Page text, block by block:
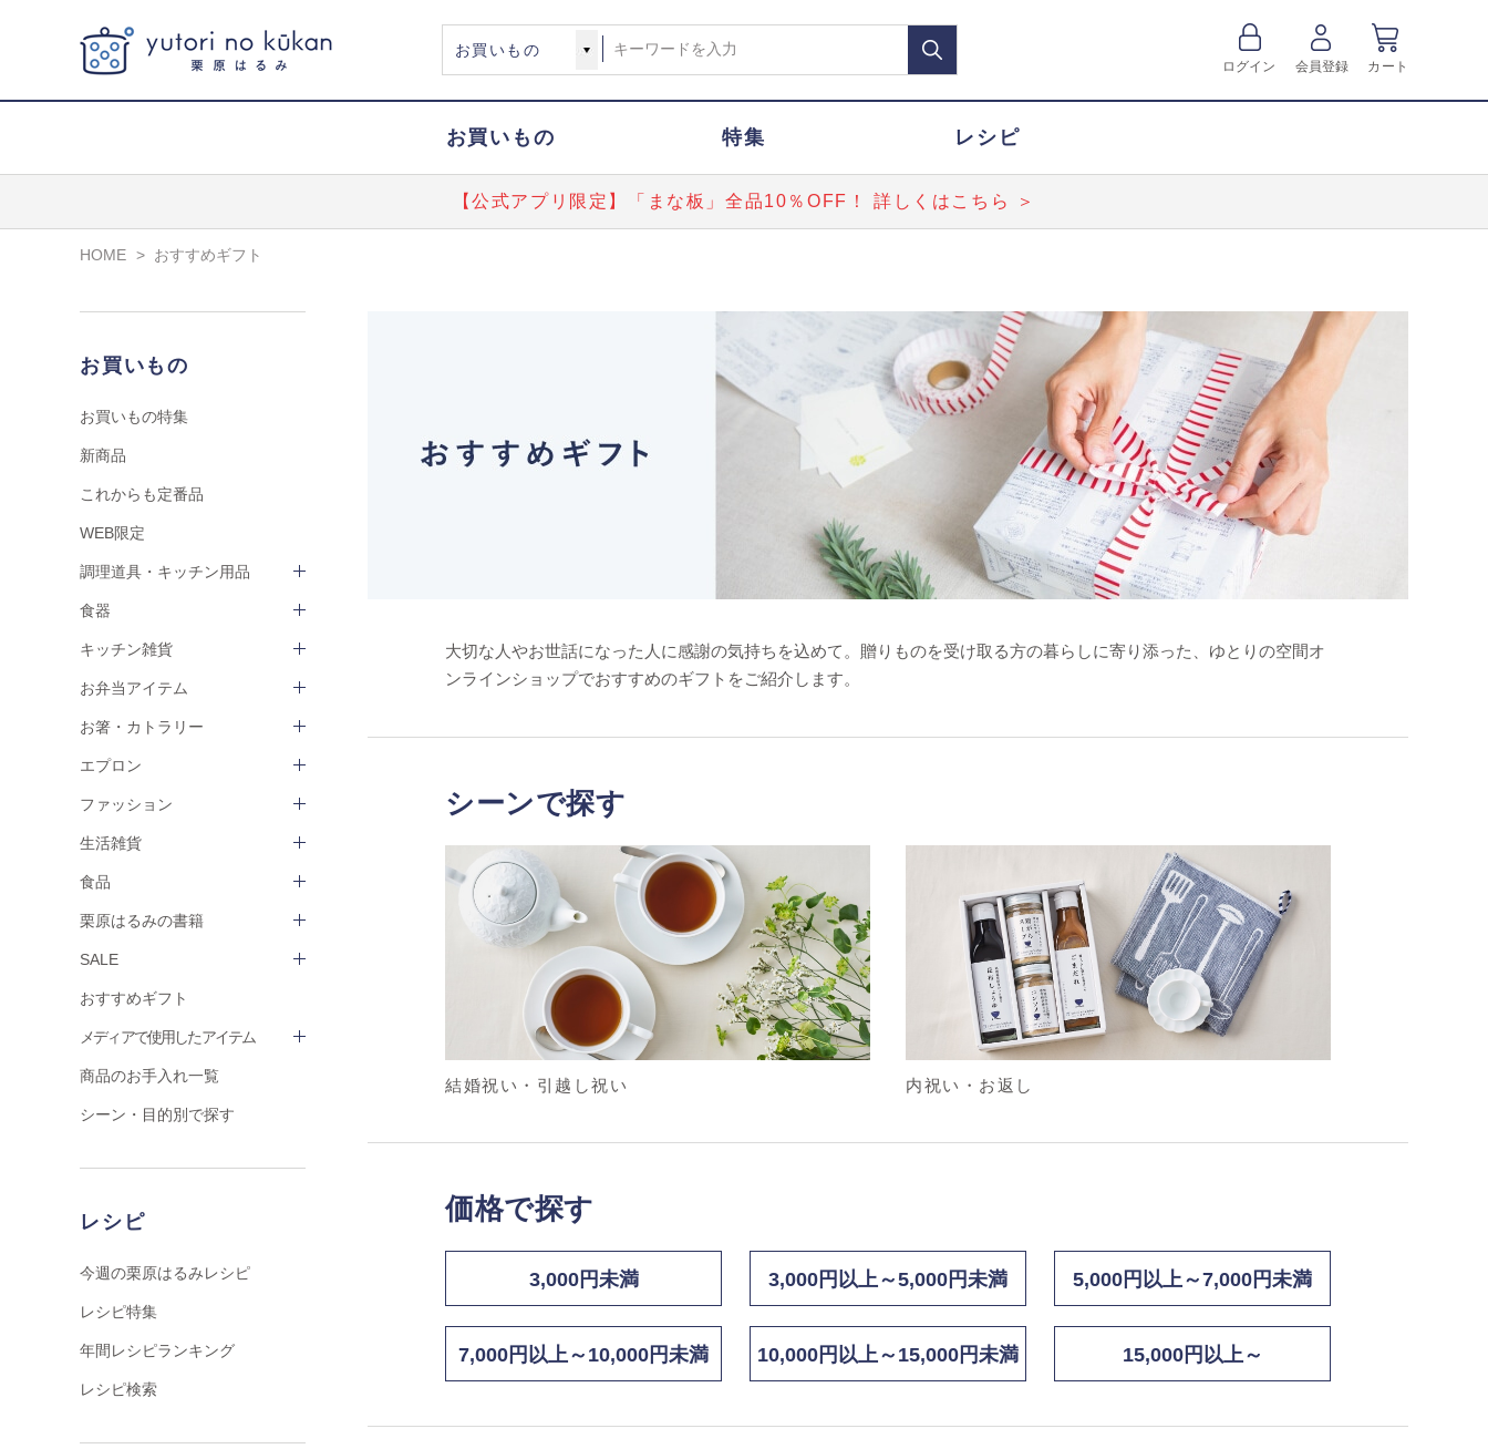
ログイン 会員登録 カート
お買いもの 特集 レシピ
【公式アプリ限定】「まな板」全品10％OFF！ 詳しくはこちら ＞
HOME > おすすめギフト
お買いもの
お買いもの特集
新商品
これからも定番品
WEB限定
調理道具・キッチン用品
食器
キッチン雑貨
お弁当アイテム
お箸・カトラリー
エプロン
ファッション
生活雑貨
食品
栗原はるみの書籍
SALE
おすすめギフト
メディアで使用したアイテム
商品のお手入れ一覧
シーン・目的別で探す
レシピ
今週の栗原はるみレシピ
レシピ特集
年間レシピランキング
レシピ検索
大切な人やお世話になった人に感謝の気持ちを込めて。贈りものを受け取る方の暮らしに寄り添った、ゆとりの空間オ
ンラインショップでおすすめのギフトをご紹介します。
シーンで探す
結婚祝い・引越し祝い 内祝い・お返し
価格で探す
3,000円未満 3,000円以上～5,000円未満 5,000円以上～7,000円未満
7,000円以上～10,000円未満 10,000円以上～15,000円未満 15,000円以上～